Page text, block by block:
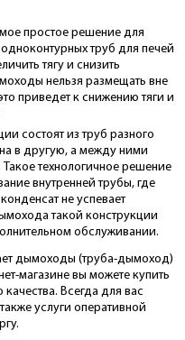
простое решение для
труб для печей
тягу и снизить
нельзя размещать вне
приведет к снижению тяги и
состоят из труб разного
в другую, а между ними
технологичное решение
внутренней трубы, где
не успевает
такой конструкции
обслуживании.
дымоходы (труба-дымоход)
магазине вы можете купить
Всегда для вас
услуги оперативной